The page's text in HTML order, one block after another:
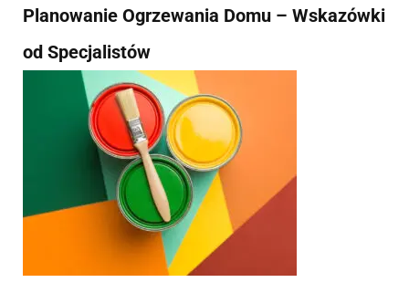
Planowanie Ogrzewania Domu – Wskazówki
od Specjalistów